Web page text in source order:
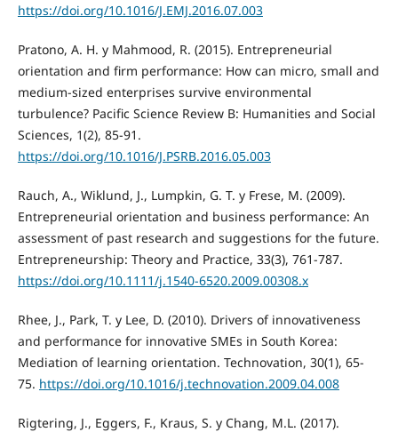
https://doi.org/10.1016/J.EMJ.2016.07.003
Pratono, A. H. y Mahmood, R. (2015). Entrepreneurial
orientation and firm performance: How can micro, small and
medium-sized enterprises survive environmental
turbulence? Pacific Science Review B: Humanities and Social
Sciences, 1(2), 85-91.
https://doi.org/10.1016/J.PSRB.2016.05.003
Rauch, A., Wiklund, J., Lumpkin, G. T. y Frese, M. (2009).
Entrepreneurial orientation and business performance: An
assessment of past research and suggestions for the future.
Entrepreneurship: Theory and Practice, 33(3), 761-787.
https://doi.org/10.1111/j.1540-6520.2009.00308.x
Rhee, J., Park, T. y Lee, D. (2010). Drivers of innovativeness
and performance for innovative SMEs in South Korea:
Mediation of learning orientation. Technovation, 30(1), 65-
75. https://doi.org/10.1016/j.technovation.2009.04.008
Rigtering, J., Eggers, F., Kraus, S. y Chang, M.L. (2017).